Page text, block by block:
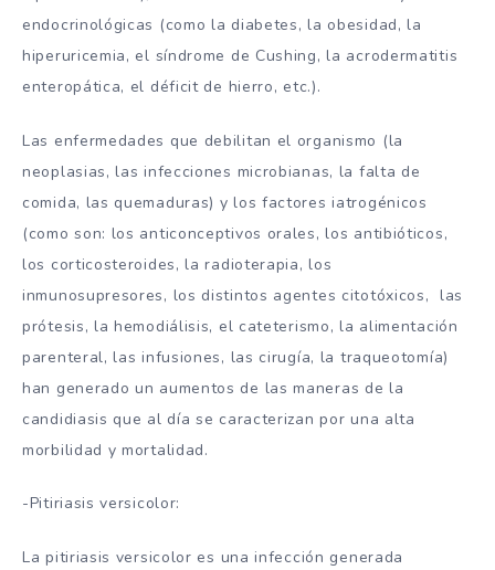
endocrinológicas (como la diabetes, la obesidad, la
hiperuricemia, el síndrome de Cushing, la acrodermatitis
enteropática, el déficit de hierro, etc.).
Las enfermedades que debilitan el organismo (la
neoplasias, las infecciones microbianas, la falta de
comida, las quemaduras) y los factores iatrogénicos
(como son: los anticonceptivos orales, los antibióticos,
los corticosteroides, la radioterapia, los
inmunosupresores, los distintos agentes citotóxicos, las
prótesis, la hemodiálisis, el cateterismo, la alimentación
parenteral, las infusiones, las cirugía, la traqueotomía)
han generado un aumentos de las maneras de la
candidiasis que al día se caracterizan por una alta
morbilidad y mortalidad.
-Pitiriasis versicolor:
La pitiriasis versicolor es una infección generada